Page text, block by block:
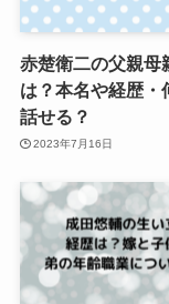
赤楚衛二の父親母
は？本名や経歴・
話せる？
2023年7月16日